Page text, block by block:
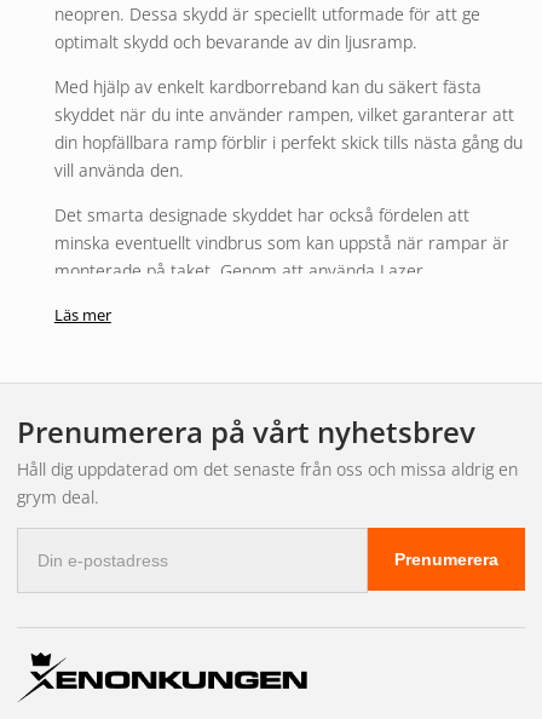
neopren. Dessa skydd är speciellt utformade för att ge
optimalt skydd och bevarande av din ljusramp.
Med hjälp av enkelt kardborreband kan du säkert fästa
skyddet när du inte använder rampen, vilket garanterar att
din hopfällbara ramp förblir i perfekt skick tills nästa gång du
vill använda den.
Det smarta designade skyddet har också fördelen att
minska eventuellt vindbrus som kan uppstå när rampar är
monterade på taket. Genom att använda Lazer
körupplevelse.
Produktspecifikationer:
Tillverkad av högteknologiskt stötdämpande och tvättbar
neopren
Enkel montering med kardborreband
Passar Triple-R och Linear-serierna
Skyddar din ljusramp från skador och smuts
Minskar vindbrus från takmonterade rampar
och bevara prestandan hos din ljusramp. Ta din belysning till
Läs mer
Prenumerera på vårt nyhetsbrev
Håll dig uppdaterad om det senaste från oss och missa aldrig en
grym deal.
postadress
Prenumerera